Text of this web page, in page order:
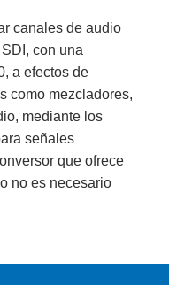
canales de audio
con una
a efectos de
como mezcladores,
mediante los
señales
que ofrece
no es necesario